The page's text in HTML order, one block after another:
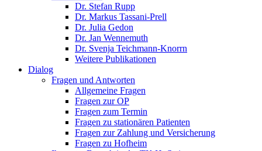
Dr. Stefan Rupp
Dr. Markus Tassani-Prell
Dr. Julia Gedon
Dr. Jan Wennemuth
Dr. Svenja Teichmann-Knorrn
Weitere Publikationen
Dialog
Fragen und Antworten
Allgemeine Fragen
Fragen zur OP
Fragen zum Termin
Fragen zu stationären Patienten
Fragen zur Zahlung und Versicherung
Fragen zu Hofheim